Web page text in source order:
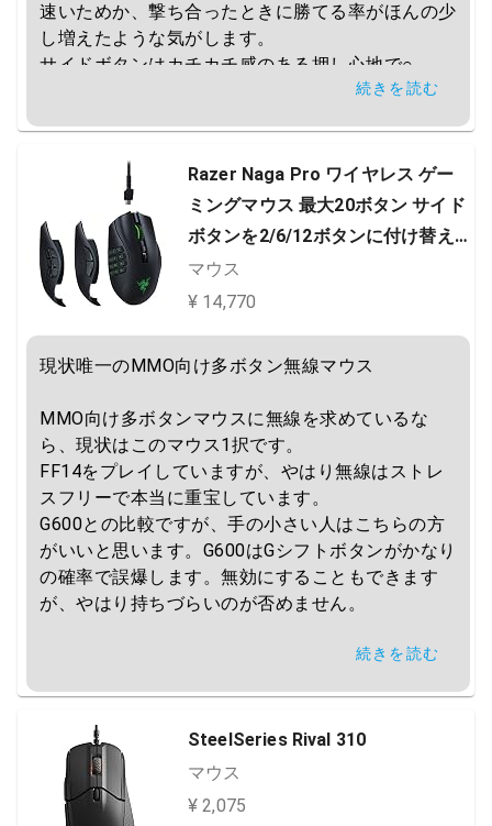
速いためか、撃ち合ったときに勝てる率がほんの少
し増えたような気がします。
サイドボタンはカチカチ感のある押し心地で○。
また、サイドのラバーもベタつかないため◎。
（それでもZowieやLogicoolのマウスのような跳ね
返りはないです。）
手の小さい人だと横幅が大きくホールドしづらいこ
とが大きな欠点です。
あと、値段がかなり高いです…
続きを読む
Razer Naga Pro ワイヤレス ゲー
ミングマウス 最大20ボタン サイド
ボタンを2/6/12ボタンに付け替え
可能 高速無線 20000 DPI Focus
+センサー Chromaライティング
3420100-R3A1
マウス
¥ 14,770
現状唯一のMMO向け多ボタン無線マウス
MMO向け多ボタンマウスに無線を求めているな
ら、現状はこのマウス1択です。
FF14をプレイしていますが、やはり無線はストレ
スフリーで本当に重宝しています。
G600との比較ですが、手の小さい人はこちらの方
がいいと思います。G600はGシフトボタンがかなり
の確率で誤爆します。無効にすることもできます
が、やはり持ちづらいのが否めません。
マイナスポイントはやはりサイズと重量です。
るかもしれません。
しかし、基本的にはMMO向け多ボタンマウスはど
の製品も多かれ少なかれ似通った特徴なので、この
製品だけ特別悪い訳ではありません。
続きを読む
SteelSeries Rival 310
マウス
¥ 2,075